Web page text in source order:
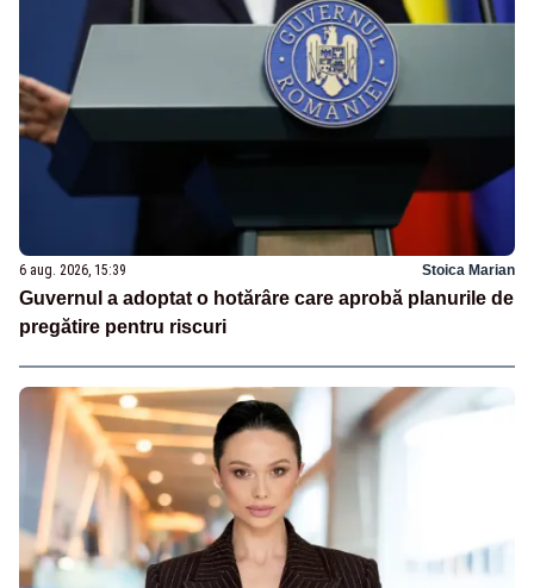
6 aug. 2026, 15:39 Stoica Marian
Guvernul a adoptat o hotărâre care aprobă planurile de
pregătire pentru riscuri